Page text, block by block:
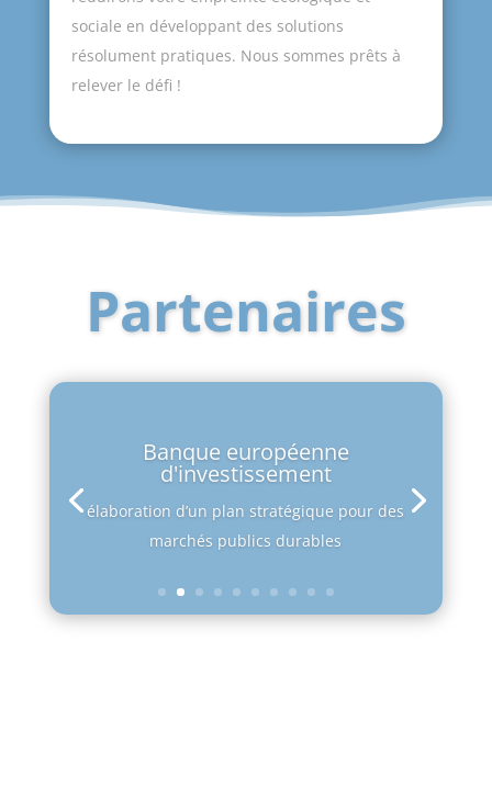
sociale en développant des solutions
résolument pratiques. Nous sommes prêts à
relever le défi !
Partenaires
Banque européenne
d'investissement
élaboration d’un plan stratégique pour des
marchés publics durables